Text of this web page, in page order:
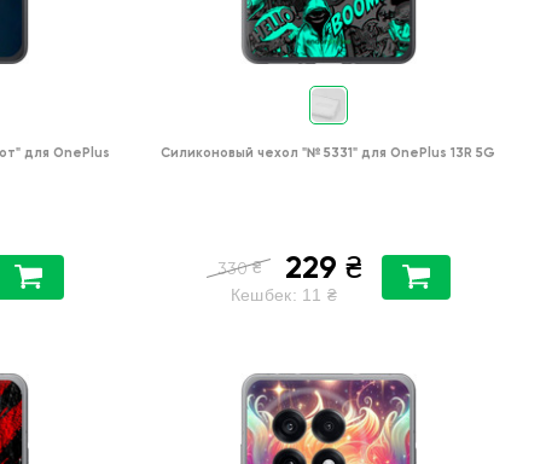
для OnePlus
Силиконовый чехол "№ 5331" для OnePlus 13R 5G
330 ₴ 229 ₴
Кешбек: 11 ₴